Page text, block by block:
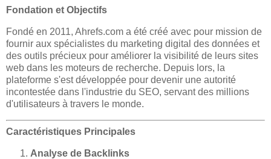
Fondation et Objectifs
Fondé en 2011, Ahrefs.com a été créé avec pour mission de
fournir aux spécialistes du marketing digital des données et
des outils précieux pour améliorer la visibilité de leurs sites
web dans les moteurs de recherche. Depuis lors, la
plateforme s'est développée pour devenir une autorité
incontestée dans l'industrie du SEO, servant des millions
d'utilisateurs à travers le monde.
Caractéristiques Principales
Analyse de Backlinks